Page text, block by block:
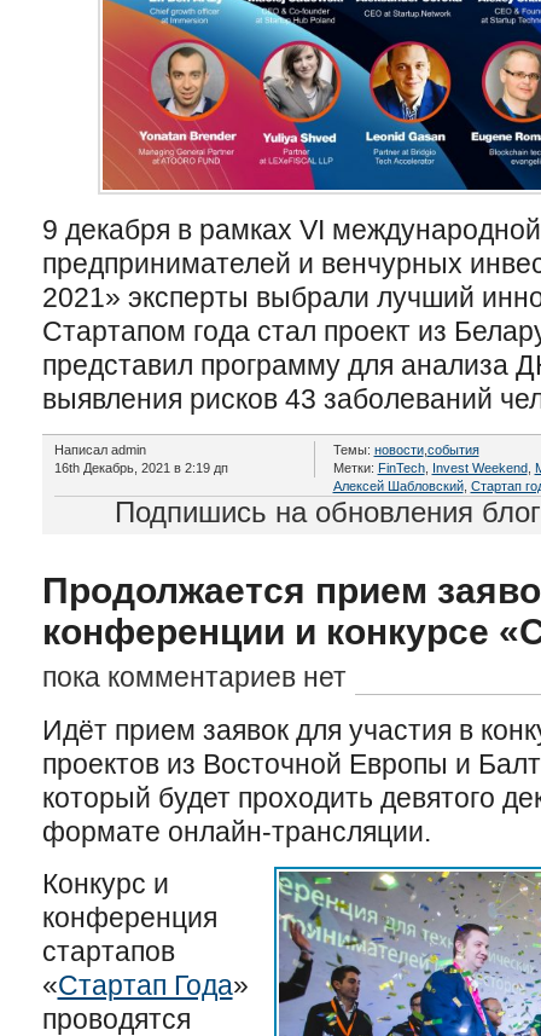
9 декабря в рамках VI
предпринимателей и венчурных
2021» эксперты выбрали лучший
Стартапом года стал проект из
представил программу для анализа
выявления рисков 43 заболеваний
Написал admin
16th Декабрь, 2021 в 2:19 дп
Темы: новости, события
Метки: FinTech, Invest Weekend,
Алексей Шабловский, Стартап
Подпишись на обновления
Продолжается прием
конференции и конкурсе
пока комментариев нет
Идёт прием заявок для участия в
проектов из Восточной Европы и
который будет проходить девятого
формате онлайн-трансляции.
Конкурс и
конференция
стартапов
«Стартап Года»
проводятся